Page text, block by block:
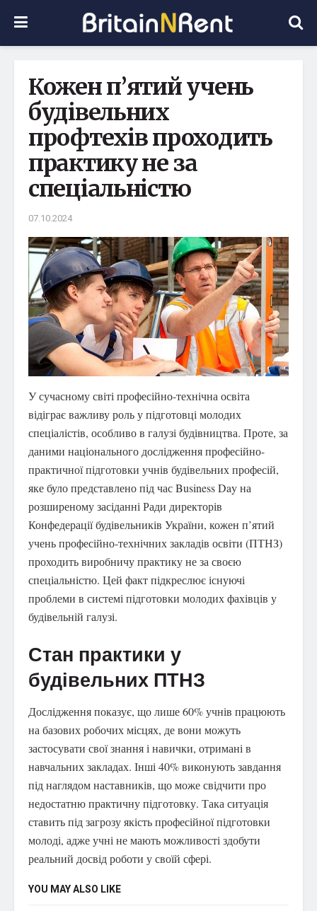
Кожен п’ятий учень
будівельних
профтехів проходить
практику не за
спеціальністю
07.10.2024
У сучасному світі професійно-технічна освіта
відіграє важливу роль у підготовці молодих
спеціалістів, особливо в галузі будівництва. Проте, за
даними національного дослідження професійно-
практичної підготовки учнів будівельних професій,
яке було представлено під час Business Day на
розширеному засіданні Ради директорів
Конфедерації будівельників України, кожен п’ятий
учень професійно-технічних закладів освіти (ПТНЗ)
проходить виробничу практику не за своєю
спеціальністю. Цей факт підкреслює існуючі
проблеми в системі підготовки молодих фахівців у
будівельній галузі.
Стан практики у
будівельних ПТНЗ
Дослідження показує, що лише 60% учнів працюють
на базових робочих місцях, де вони можуть
застосувати свої знання і навички, отримані в
навчальних закладах. Інші 40% виконують завдання
під наглядом наставників, що може свідчити про
недостатню практичну підготовку. Така ситуація
ставить під загрозу якість професійної підготовки
молоді, адже учні не мають можливості здобути
реальний досвід роботи у своїй сфері.
YOU MAY ALSO LIKE